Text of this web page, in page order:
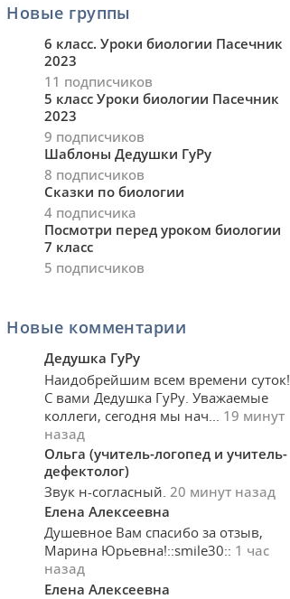
Новые группы
6 класс. Уроки биологии Пасечник
2023
11 подписчиков
5 класс Уроки биологии Пасечник
2023
9 подписчиков
Шаблоны Дедушки ГуРу
8 подписчиков
Сказки по биологии
4 подписчика
Посмотри перед уроком биологии
7 класс
5 подписчиков
Новые комментарии
Дедушка ГуРу
Наидобрейшим всем времени суток!
С вами Дедушка ГуРу. Уважаемые
коллеги, сегодня мы нач...
19 минут
назад
Ольга (учитель-логопед и учитель-
дефектолог)
Звук н-согласный. 20 минут назад
Елена Алексеевна
Душевное Вам спасибо за отзыв,
Марина Юрьевна!::smile30:: 1 час
назад
Елена Алексеевна